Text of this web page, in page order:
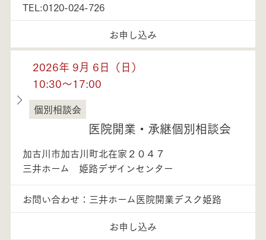
TEL:0120-024-726
お申し込み
2026年 9月 6日（日）
10:30～17:00
兵庫県
個別相談会
医院開業・承継個別相談会
加古川市加古川町北在家２０４７
三井ホーム 姫路デザインセンター
お問い合わせ：三井ホーム医院開業デスク姫路
お申し込み